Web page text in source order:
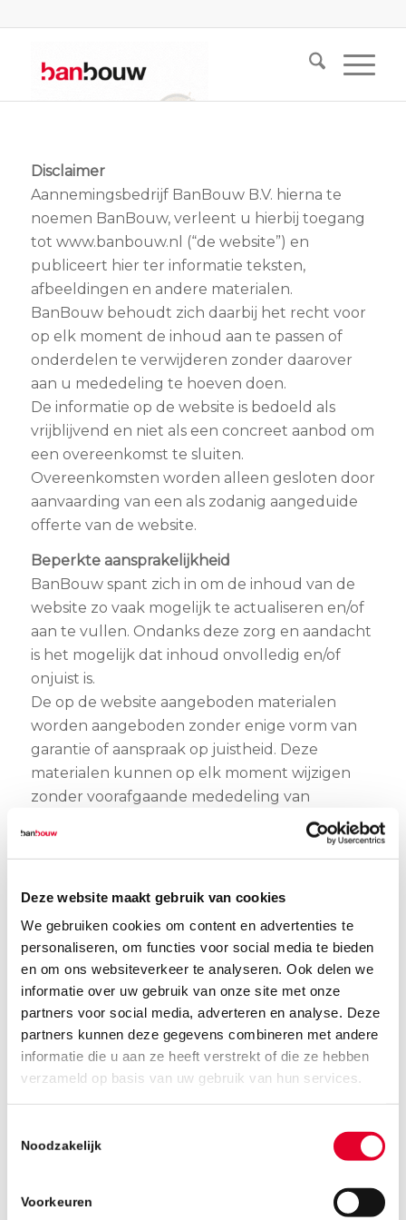
Deze website maakt gebruik van cookies
We gebruiken cookies om content en advertenties te
personaliseren, om functies voor social media te bieden
en om ons websiteverkeer te analyseren. Ook delen we
informatie over uw gebruik van onze site met onze
partners voor social media, adverteren en analyse. Deze
partners kunnen deze gegevens combineren met andere
informatie die u aan ze heeft verstrekt of die ze hebben
verzameld op basis van uw gebruik van hun services.
Noodzakelijk
Voorkeuren
Disclaimer
Aannemingsbedrijf BanBouw B.V. hierna te
noemen BanBouw, verleent u hierbij toegang
tot www.banbouw.nl (“de website”) en
publiceert hier ter informatie teksten,
afbeeldingen en andere materialen.
BanBouw behoudt zich daarbij het recht voor
op elk moment de inhoud aan te passen of
onderdelen te verwijderen zonder daarover
aan u mededeling te hoeven doen.
De informatie op de website is bedoeld als
vrijblijvend en niet als een concreet aanbod om
een overeenkomst te sluiten.
Overeenkomsten worden alleen gesloten door
aanvaarding van een als zodanig aangeduide
offerte van de website.
Beperkte aansprakelijkheid
BanBouw spant zich in om de inhoud van de
website zo vaak mogelijk te actualiseren en/of
aan te vullen. Ondanks deze zorg en aandacht
is het mogelijk dat inhoud onvolledig en/of
onjuist is.
De op de website aangeboden materialen
worden aangeboden zonder enige vorm van
garantie of aanspraak op juistheid. Deze
materialen kunnen op elk moment wijzigen
zonder voorafgaande mededeling van
BanBouw. In het bijzonder zijn alle prijzen op
de website onder voorbehoud van type- en
dergelijke fouten wordt geen
overeenkomst komt tot stand op basis van
dergelijke fouten.
Voor op de website opgenomen hyperlinks
naar websites of diensten van derden kan
BanBouw nimmer aansprakelijkheid
aanvaarden.
betreffende deze materialen liggen bij
Kopiëren, verspreiden en elk ander gebruik
van deze materialen is niet toegestaan zonder